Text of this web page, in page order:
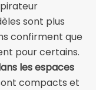
sont plus
confirment que
pour certains.
les espaces
compacts et